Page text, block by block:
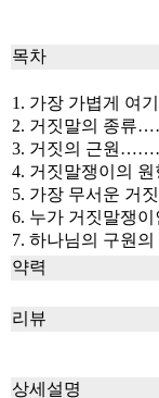
목차
1. 가장 가볍
2. 거짓말의
3. 거짓의 근
4. 거짓말쟁이
5. 가장 무서
6. 누가 거짓말
7. 하나님의
약력
리뷰
상세설명